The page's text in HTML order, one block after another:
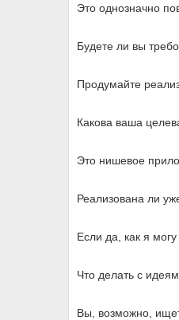
Это однозначно
Будете ли вы
Продумайте
Какова ваша
Это нишевое
Реализована ли
Если да, как я
Что делать с
Вы, возможно,